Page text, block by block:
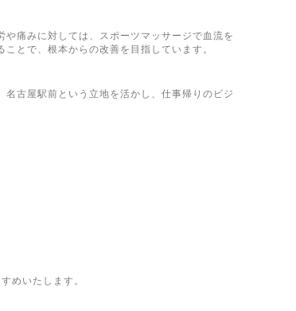
痛みに対しては、スポーツマッサージで血流を
とで、根本からの改善を目指しています。
古屋駅前という立地を活かし、仕事帰りのビジ
めいたします。